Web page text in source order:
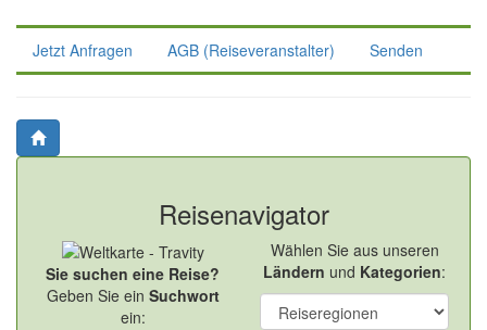
Jetzt Anfragen AGB (Reiseveranstalter) Senden
Reisenavigator
Sie suchen eine Reise?
Geben Sie ein Suchwort
ein:
Wählen Sie aus unseren
Ländern und Kategorien: